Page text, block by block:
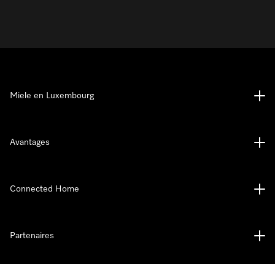
Miele en Luxembourg
Avantages
Connected Home
Partenaires